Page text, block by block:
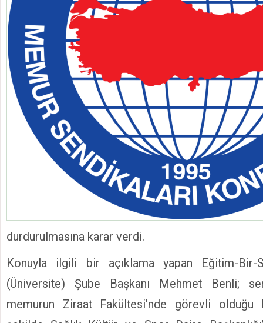
durdurulmasına karar verdi.
Konuyla ilgili bir açıklama yapan Eğitim-
(Üniversite) Şube Başkanı Mehmet Benli;
memurun Ziraat Fakültesi’nde görevli olduğu